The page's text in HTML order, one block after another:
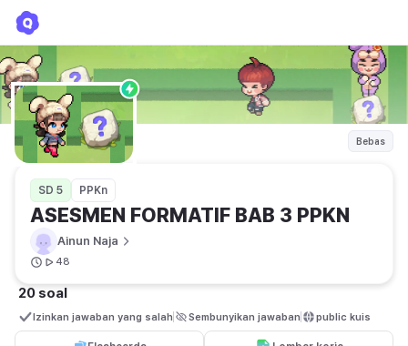
Bebas
SD 5 PPKn
ASESMEN FORMATIF BAB 3 PPKN
Ainun Naja
48
20 soal
Izinkan jawaban yang salah Sembunyikan jawaban public kuis